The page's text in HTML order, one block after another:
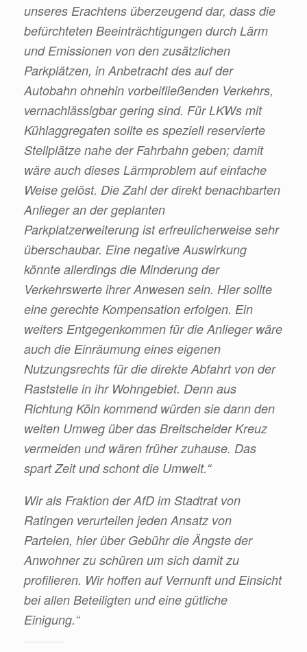
unseres Erachtens überzeugend dar, dass die
befürchteten Beeinträchtigungen durch Lärm
und Emissionen von den zusätzlichen
Parkplätzen, in Anbetracht des auf der
Autobahn ohnehin vorbeifließenden Verkehrs,
vernachlässigbar gering sind. Für LKWs mit
Kühlaggregaten sollte es speziell reservierte
Stellplätze nahe der Fahrbahn geben; damit
wäre auch dieses Lärmproblem auf einfache
Weise gelöst. Die Zahl der direkt benachbarten
Anlieger an der geplanten
Parkplatzerweiterung ist erfreulicherweise sehr
überschaubar. Eine negative Auswirkung
könnte allerdings die Minderung der
Verkehrswerte ihrer Anwesen sein. Hier sollte
eine gerechte Kompensation erfolgen. Ein
weiters Entgegenkommen für die Anlieger wäre
auch die Einräumung eines eigenen
Nutzungsrechts für die direkte Abfahrt von der
Raststelle in ihr Wohngebiet. Denn aus
Richtung Köln kommend würden sie dann den
weiten Umweg über das Breitscheider Kreuz
vermeiden und wären früher zuhause. Das
spart Zeit und schont die Umwelt.“
Wir als Fraktion der AfD im Stadtrat von
Ratingen verurteilen jeden Ansatz von
Parteien, hier über Gebühr die Ängste der
Anwohner zu schüren um sich damit zu
profilieren. Wir hoffen auf Vernunft und Einsicht
bei allen Beteiligten und eine gütliche
Einigung.“